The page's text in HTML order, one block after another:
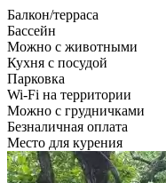
Балкон/терраса
Бассейн
Можно с животными
Кухня с посудой
Парковка
Wi-Fi на территории
Можно с грудничками
Безналичная оплата
Место для курения